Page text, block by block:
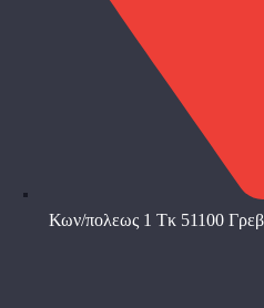
Κων/πολεως 1 Τκ 51100